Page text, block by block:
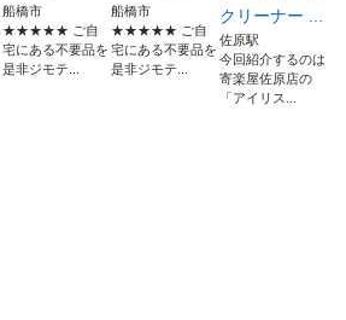
船橋市
★★★★★ ご自
宅にある不要品を
是非ジモテ...
船橋市
★★★★★ ご自
宅にある不要品を
是非ジモテ...
クリーナー ...
佐原駅
今回紹介するのは
寄楽屋佐原店の
「アイリス...